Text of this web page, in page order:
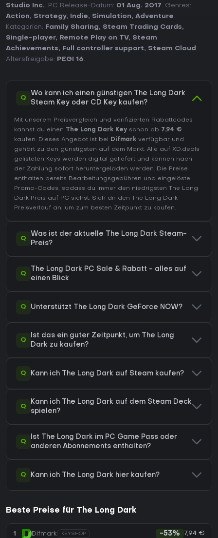
Studio Inc.. PC Release-Datum: 01 Aug. 2017. Genres:
Action, Strategy, Indie, Simulation, Adventure.
Kategorien:
Family Sharing, Steam Trading Cards,
Single-player, Remote Play on TV, Steam
Achievements, Full controller support, Steam Cloud .
Altersfreigabe:
PEGI 16.
Q
Wo kann ich einen günstigen The Long Dark
Steam Key oder CD Key kaufen?
Mit unserem Preisvergleich und verifizierten Rabattcodes
kannst du einen The Long Dark Key schon ab 7,94 €
kaufen. Dieses Angebot ist bei Difmark verfügbar und
gehört zu den günstigsten auf dem Markt. Alle auf XD.deals
gelisteten Keys werden digital geliefert und können nach
der Zahlung sofort heruntergeladen werden. Die Preise
enthalten bereits Bearbeitungsgebühren und eingelöste
Promo-Codes, sodass du immer den niedrigsten The Long
Dark Preis auf PC siehst. Sieh dir den The Long Dark
Preisverlauf an, um zum besten Zeitpunkt zu kaufen.
Q
Was ist der aktuelle The Long Dark Steam-
Preis?
Q
The Long Dark PC Sale & Rabatt - alles auf
einen Blick
Q Unterstützt The Long Dark GeForce NOW?
Q
Ist das ein guter Zeitpunkt, um The Long
Dark zu kaufen?
Q Kann ich The Long Dark auf Steam kaufen?
Q
Kann ich The Long Dark auf dem Steam Deck
spielen?
Q
Ist The Long Dark im PC Game Pass oder
anderen Abonnements enthalten?
Q Kann ich The Long Dark hier kaufen?
Beste Preise für The Long Dark
1 Difmark KEYSHOP -53% 7,94 €